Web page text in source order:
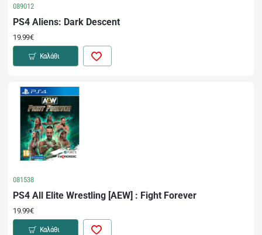
089012
PS4 Aliens: Dark Descent
19.99€
Καλάθι
081538
PS4 All Elite Wrestling [AEW] : Fight Forever
19.99€
Καλάθι